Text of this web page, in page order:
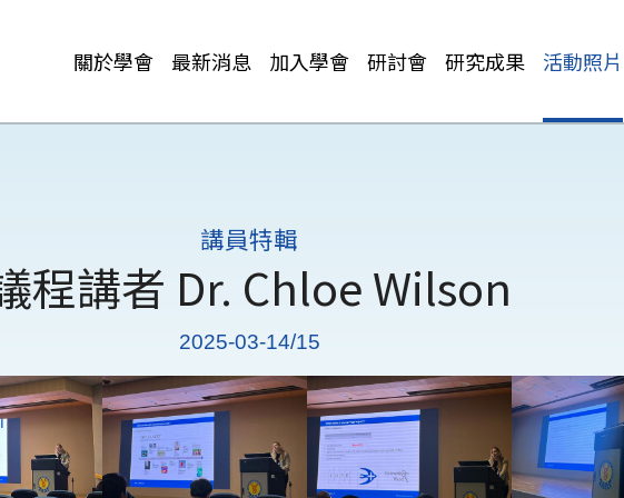
關於學會 最新消息 加入學會 研討會 研究成果 活動照片
講員特輯
程講者 Dr. Chloe Wilson
2025-03-14/15